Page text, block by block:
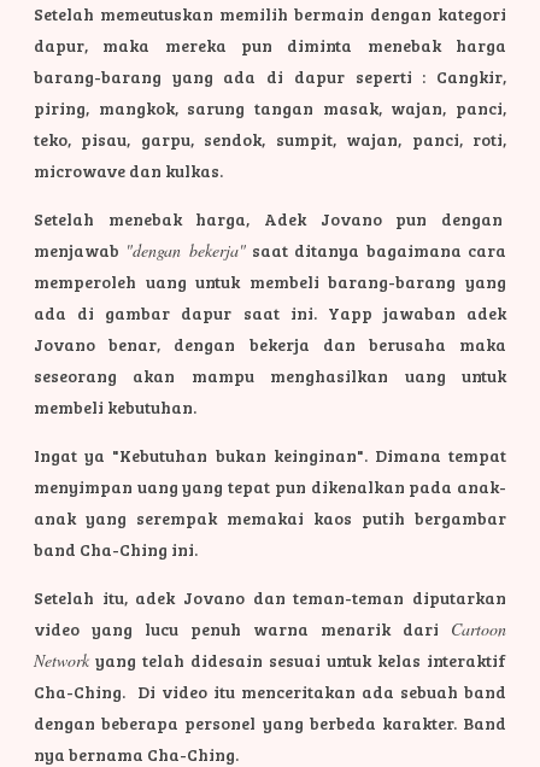
Setelah memeutuskan memilih bermain dengan kategori
dapur, maka mereka pun diminta menebak harga
barang-barang yang ada di dapur seperti : Cangkir,
piring, mangkok, sarung tangan masak, wajan, panci,
teko, pisau, garpu, sendok, sumpit, wajan, panci, roti,
microwave dan kulkas.
Setelah menebak harga, Adek Jovano pun dengan
menjawab "dengan bekerja"saat ditanya bagaimana cara
memperoleh uang untuk membeli barang-barang yang
ada di gambar dapur saat ini. Yapp jawaban adek
Jovano benar, dengan bekerja dan berusaha maka
seseorang akan mampu menghasilkan uang untuk
membeli kebutuhan.
Ingat ya "Kebutuhan bukan keinginan". Dimana tempat
menyimpan uang yang tepat pun dikenalkan pada anak-
anak yang serempak memakai kaos putih bergambar
band Cha-Ching ini.
Setelah itu, adek Jovano dan teman-teman diputarkan
video yang lucu penuh warna menarik dari Cartoon
Network yang telah didesain sesuai untuk kelas interaktif
Cha-Ching. Di video itu menceritakan ada sebuah band
dengan beberapa personel yang berbeda karakter. Band
nya bernama Cha-Ching.